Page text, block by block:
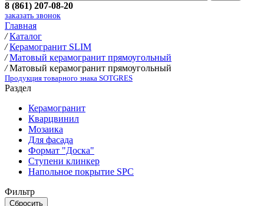
8 (861) 207-08-20
заказать звонок
Главная
/ Каталог
/ Керамогранит SLIM
/ Матовый керамогранит прямоугольный
/ Матовый керамогранит прямоугольный
Продукция товарного знака SOTGRES
Раздел
Керамогранит
Кварцвинил
Мозаика
Для фасада
Формат "Доска"
Ступени клинкер
Напольное покрытие SPC
Фильтр